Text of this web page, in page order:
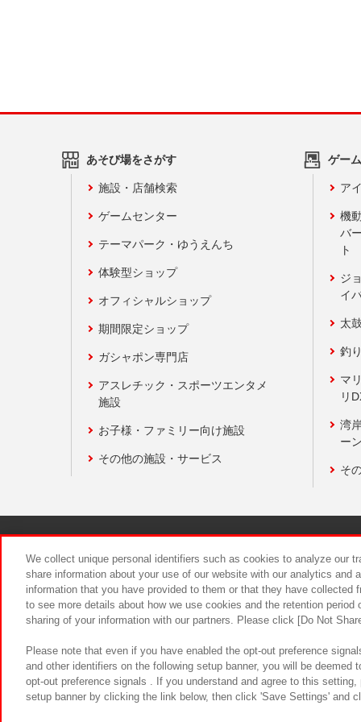
あそび場をさがす
施設・店舗検索
ゲームセンター
テーマパーク・ゆうえんち
体験型ショップ
オフィシャルショップ
期間限定ショップ
ガシャポン専門店
アスレチック・スポーツエンタメ
施設
お子様・ファミリー向け施設
その他の施設・サービス
ゲー
ア
機
バ
ト
ジ
イ
太
釣
マ
リ
湾
ー
そ
食品のご
We collect unique personal identifiers such as cookies to analyze our
share information about your use of our website with our analytics and
information that you have provided to them or that they have
to see more details about how we use cookies and the retention
sharing of your information with our partners. Please click [Do Not
Please note that even if you have enabled the opt-out preference
and other identifiers on the following setup banner, you will be
opt-out preference signals . If you understand and agree to this
setup banner by clicking the link below, then click 'Save Settings' and